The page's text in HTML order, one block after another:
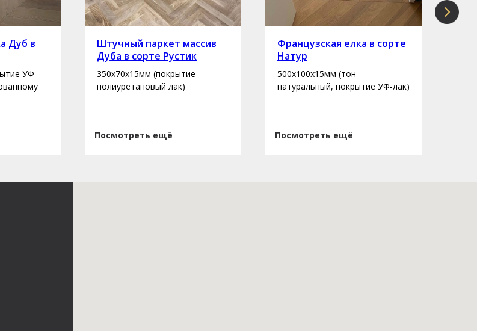
Дуб в
УФ-
Штучный паркет массив
Дуба в сорте Рустик
350х70х15мм (покрытие
полиуретановый лак)
Посмотреть ещё
Французская елка в сорте
Натур
500х100х15мм (тон
натуральный, покрытие УФ-лак)
Посмотреть ещё